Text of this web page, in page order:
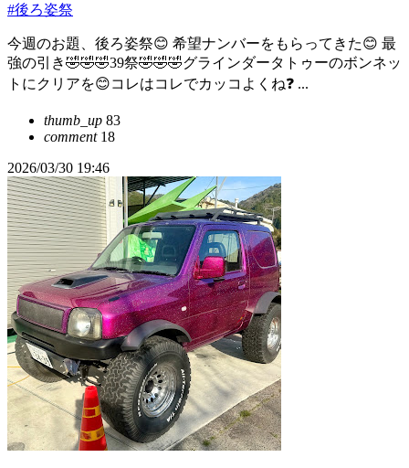
#後ろ姿祭
今週のお題、後ろ姿祭😊 希望ナンバーをもらってきた😊 最
強の引き🤣🤣🤣39祭🤣🤣🤣グラインダータトゥーのボンネッ
トにクリアを😊コレはコレでカッコよくね❓ ...
thumb_up 83
comment18
2026/03/30 19:46